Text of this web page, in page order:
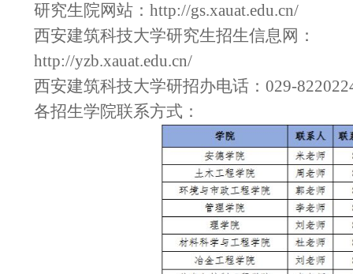
研究生院网站：http://gs.xauat.edu.cn/
西安建筑科技大学研究生招生信息网：
http://yzb.xauat.edu.cn/
西安建筑科技大学研招办电话：029-
各招生学院联系方式：